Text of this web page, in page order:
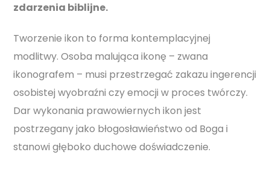
zdarzenia biblijne.
Tworzenie ikon to forma kontemplacyjnej
modlitwy. Osoba malująca ikonę – zwana
ikonografem – musi przestrzegać zakazu ingerencji
osobistej wyobraźni czy emocji w proces twórczy.
Dar wykonania prawowiernych ikon jest
postrzegany jako błogosławieństwo od Boga i
stanowi głęboko duchowe doświadczenie.